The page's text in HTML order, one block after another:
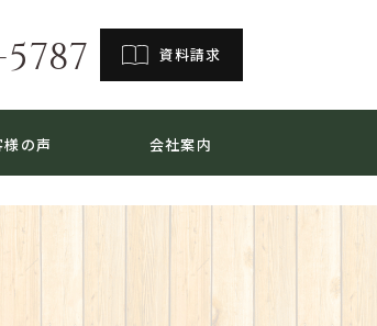
資料請求
様の声 会社案内